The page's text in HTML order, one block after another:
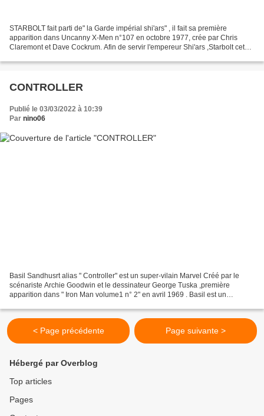
STARBOLT fait parti de" la Garde impérial shi'ars" , il fait sa première
apparition dans Uncanny X-Men n°107 en octobre 1977, crée par Chris
Claremont et Dave Cockrum. Afin de servir l'empereur Shi'ars ,Starbolt cet
CONTROLLER
Publié le 03/03/2022 à 10:39
Par nino06
Basil Sandhusrt alias " Controller" est un super-vilain Marvel Créé par le
scénariste Archie Goodwin et le dessinateur George Tuska ,première
apparition dans " Iron Man volume1 n° 2" en avril 1969 . Basil est un
< Page précédente Page suivante >
Hébergé par Overblog
Top articles
Pages